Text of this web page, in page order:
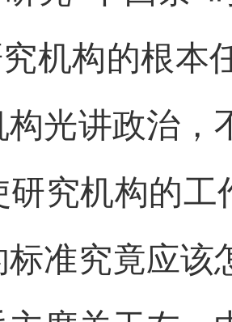
机构的根本
构光讲政治，
研究机构的工
标准究竟应该